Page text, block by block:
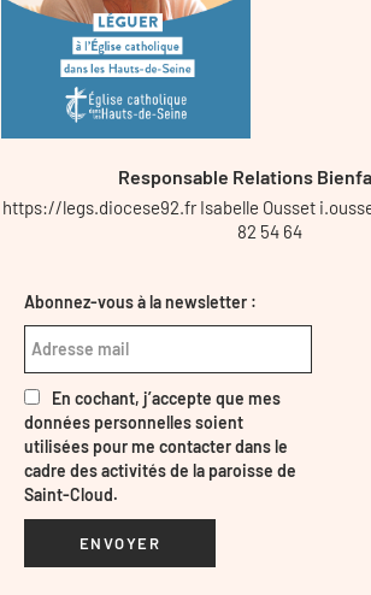
Responsable Relations
https://legs.diocese92.fr Isabelle Ousset
82 54 64
Abonnez-vous à la newsletter :
En cochant, j’accepte que mes
données personnelles soient
utilisées pour me contacter dans le
cadre des activités de la paroisse de
Saint-Cloud.
ENVOYER